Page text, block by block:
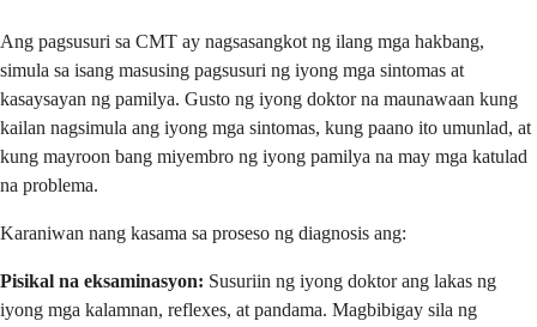
Ang pagsusuri sa CMT ay nagsasangkot ng ilang mga hakbang,
simula sa isang masusing pagsusuri ng iyong mga sintomas at
kasaysayan ng pamilya. Gusto ng iyong doktor na maunawaan kung
kailan nagsimula ang iyong mga sintomas, kung paano ito umunlad, at
kung mayroon bang miyembro ng iyong pamilya na may mga katulad
na problema.
Karaniwan nang kasama sa proseso ng diagnosis ang:
Pisikal na eksaminasyon: Susuriin ng iyong doktor ang lakas ng
iyong mga kalamnan, reflexes, at pandama. Magbibigay sila ng